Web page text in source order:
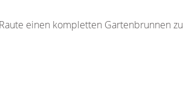
einen kompletten Gartenbrunnen zu